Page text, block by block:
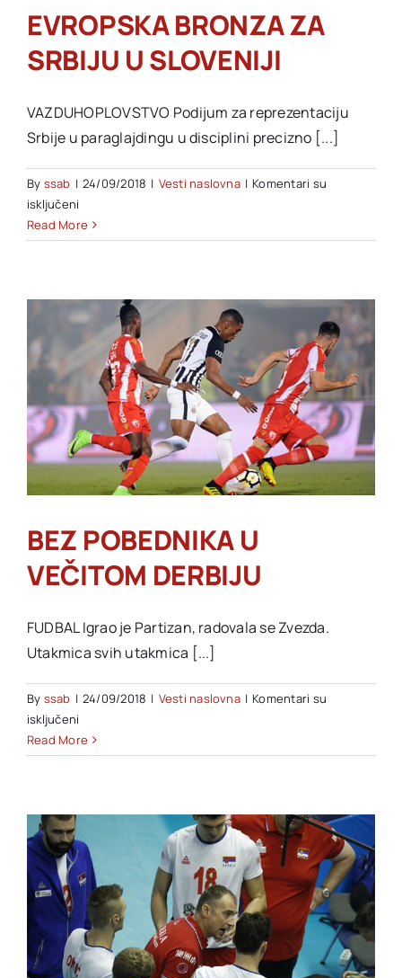
EVROPSKA BRONZA ZA
SRBIJU U SLOVENIJI
VAZDUHOPLOVSTVO Podijum za reprezentaciju
Srbije u paraglajdingu u disciplini precizno [...]
By ssab | 24/09/2018 | Vesti naslovna | Komentari su
isključeni
EVROPSKA
BRONZA
SLOVENIJI
Read More
BEZ POBEDNIKA U
VEČITOM DERBIJU
FUDBAL Igrao je Partizan, radovala se Zvezda.
Utakmica svih utakmica [...]
By ssab | 24/09/2018 | Vesti naslovna | Komentari su
isključeni
BEZ
POBEDNIKA
Read More